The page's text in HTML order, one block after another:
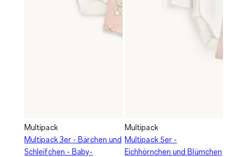
Multipack
Multipack 3er - Bärchen und
Schleifchen - Baby-
Multipack
Multipack 5er -
Eichhörnchen und Blümchen